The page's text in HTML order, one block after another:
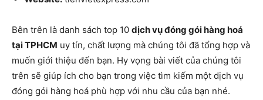
Bên trên là danh sách top 10 dịch vụ đóng gói hàng hoá
tại TPHCM uy tín, chất lượng mà chúng tôi đã tổng hợp và
muốn giới thiệu đến bạn. Hy vọng bài viết của chúng tôi
trên sẽ giúp ích cho bạn trong việc tìm kiếm một dịch vụ
đóng gói hàng hoá phù hợp với nhu cầu của bạn nhé.